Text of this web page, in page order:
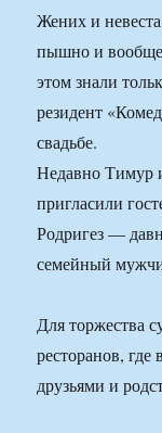
Жених и
пышно и
этом знали
резидент
свадьбе.
Недавно Тимур
пригласили
Родригез —
семейный
Для торжества
ресторанов,
друзьями и